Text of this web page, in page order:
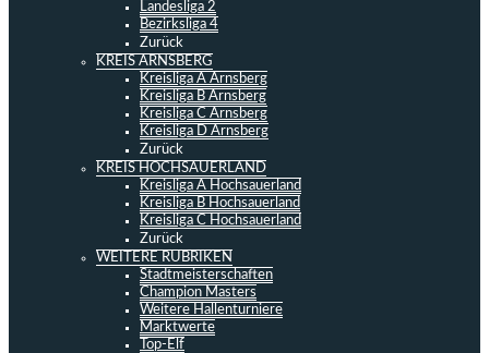
Landesliga 2
Bezirksliga 4
Zurück
KREIS ARNSBERG
Kreisliga A Arnsberg
Kreisliga B Arnsberg
Kreisliga C Arnsberg
Kreisliga D Arnsberg
Zurück
KREIS HOCHSAUERLAND
Kreisliga A Hochsauerland
Kreisliga B Hochsauerland
Kreisliga C Hochsauerland
Zurück
WEITERE RUBRIKEN
Stadtmeisterschaften
Champion Masters
Weitere Hallenturniere
Marktwerte
Top-Elf